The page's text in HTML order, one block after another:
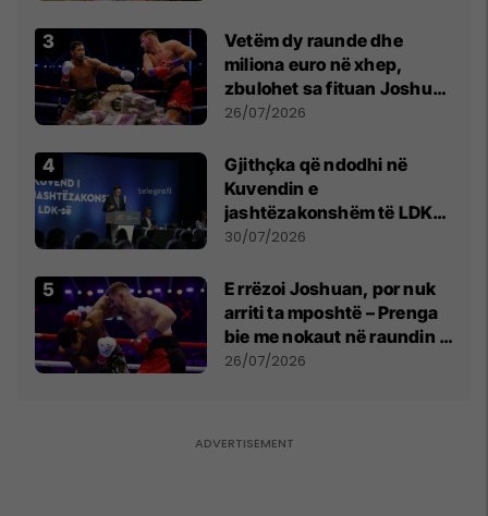
Vetëm dy raunde dhe
miliona euro në xhep,
zbulohet sa fituan Joshua
e Prenga
26/07/2026
Gjithçka që ndodhi në
Kuvendin e
jashtëzakonshëm të LDK-
së
30/07/2026
E rrëzoi Joshuan, por nuk
arriti ta mposhtë – Prenga
bie me nokaut në raundin e
dytë
26/07/2026